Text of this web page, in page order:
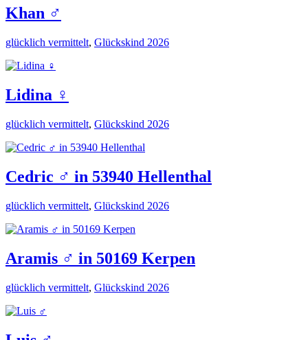
Khan ♂️
glücklich vermittelt, Glückskind 2026
Lidina ♀️
glücklich vermittelt, Glückskind 2026
Cedric ♂️ in 53940 Hellenthal
glücklich vermittelt, Glückskind 2026
Aramis ♂️ in 50169 Kerpen
glücklich vermittelt, Glückskind 2026